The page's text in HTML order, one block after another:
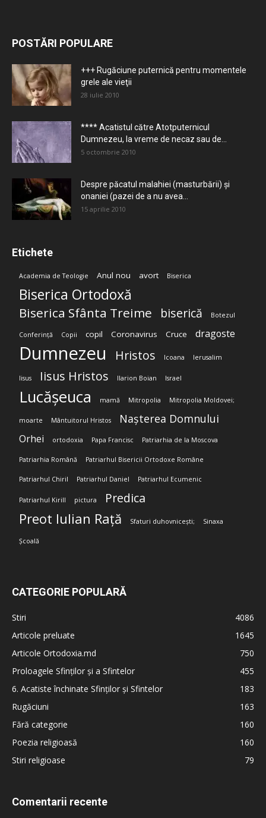
POSTĂRI POPULARE
+++ Rugăciune puternică pentru momentele
grele ale vieţii
28 iulie 2010
**** Acatistul către Atotputernicul
Dumnezeu, la vreme de necaz sau de...
5 octombrie 2010
Despre păcatul malahiei (masturbării) şi
onaniei (pazei de a nu avea...
15 aprilie 2010
Etichete
Academia de Teologie Anul nou avort Biserica
Biserica Ortodoxă
Biserica Sfânta Treime biserică Botezul
Conferință Copii copil Coronavirus Cruce dragoste
Dumnezeu Hristos Icoana Ierusalim
Iisus Iisus Hristos Ilarion Boian Israel
Lucășeuca mamă Mitropolia Mitropolia Moldovei;
moarte Mântuitorul Hristos Nașterea Domnului
Orhei ortodoxia Papa Francisc Patriarhia de la Moscova
Patriarhia Română Patriarhul Bisericii Ortodoxe Române
Patriarhul Chiril Patriarhul Daniel Patriarhul Ecumenic
Patriarhul Kirill pictura Predica
Preot Iulian Rață Sfaturi duhovnicești; Sinaxa
Școală
CATEGORIE POPULARĂ
Stiri
4086
Articole preluate
1645
Articole Ortodoxia.md
750
Proloagele Sfinților și a Sfintelor
455
6. Acatiste închinate Sfinților și Sfintelor
183
Rugăciuni
163
Fără categorie
160
Poezia religioasă
160
Stiri religioase
79
Comentarii recente